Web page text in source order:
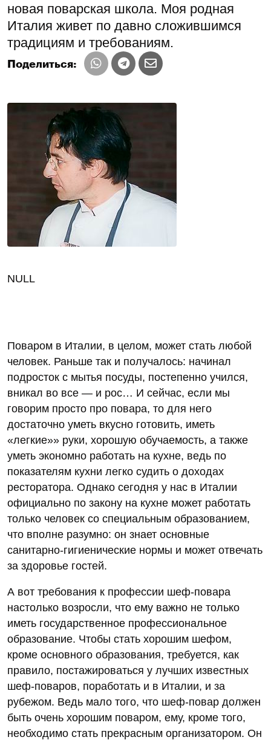
новая поварская школа. Моя родная
Италия живет по давно сложившимся
традициям и требованиям.
Поделиться:
NULL
Поваром в Италии, в целом, может стать любой
человек. Раньше так и получалось: начинал
подросток с мытья посуды, постепенно учился,
вникал во все — и рос… И сейчас, если мы
говорим просто про повара, то для него
достаточно уметь вкусно готовить, иметь
«легкие»» руки, хорошую обучаемость, а также
уметь экономно работать на кухне, ведь по
показателям кухни легко судить о доходах
ресторатора. Однако сегодня у нас в Италии
официально по закону на кухне может работать
только человек со специальным образованием,
что вполне разумно: он знает основные
санитарно-гигиенические нормы и может отвечать
за здоровье гостей.
А вот требования к профессии шеф-повара
настолько возросли, что ему важно не только
иметь государственное профессиональное
образование. Чтобы стать хорошим шефом,
кроме основного образования, требуется, как
правило, постажироваться у лучших известных
шеф-поваров, поработать и в Италии, и за
рубежом. Ведь мало того, что шеф-повар должен
быть очень хорошим поваром, ему, кроме того,
необходимо стать прекрасным организатором. Он